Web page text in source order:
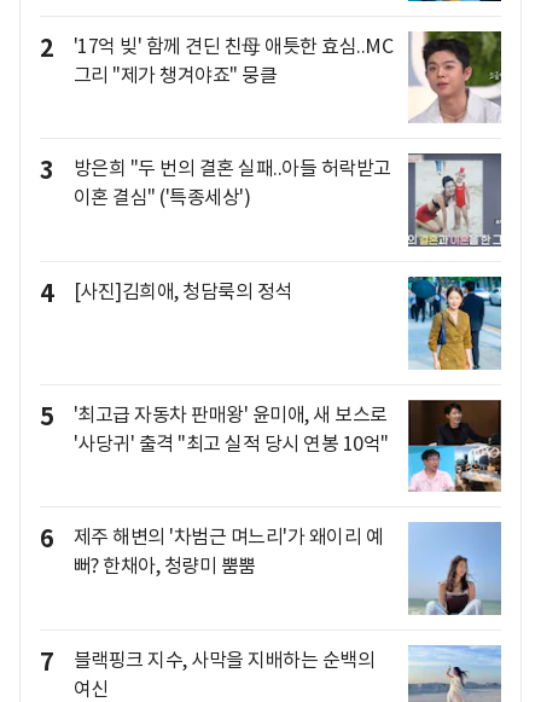
2
'17억 빚' 함께 견딘 친母 애틋한 효심..MC
그리 "제가 챙겨야죠" 뭉클
3
방은희 "두 번의 결혼 실패..아들 허락받고
이혼 결심" ('특종세상')
4 [사진]김희애, 청담룩의 정석
5
'최고급 자동차 판매왕' 윤미애, 새 보스로
'사당귀' 출격 "최고 실적 당시 연봉 10억"
6
제주 해변의 '차범근 며느리'가 왜이리 예
뻐? 한채아, 청량미 뿜뿜
7
블랙핑크 지수, 사막을 지배하는 순백의
여신